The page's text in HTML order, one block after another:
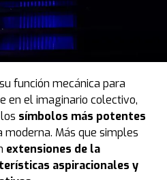
función mecánica para
en el imaginario colectivo,
símbolos más potentes
moderna. Más que simples
extensiones de la
aspiracionales y